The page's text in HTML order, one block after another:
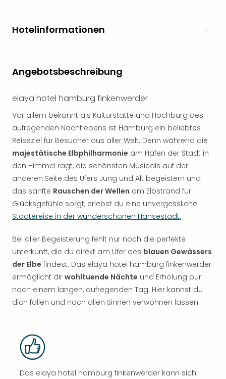
Hotelinformationen
Angebotsbeschreibung
elaya hotel hamburg finkenwerder
Vor allem bekannt als Kulturstätte und Hochburg des
aufregenden Nachtlebens ist Hamburg ein beliebtes
Reiseziel für Besucher aus aller Welt. Denn während die
majestätische Elbphilharmonie am Hafen der Stadt in
den Himmel ragt, die schönsten Musicals auf der
anderen Seite des Ufers Jung und Alt begeistern und
das sanfte Rauschen der Wellen am Elbstrand für
Glücksgefühle sorgt, erlebst du eine unvergessliche
Städtereise in der wunderschönen Hansestadt.
Bei aller Begeisterung fehlt nur noch die perfekte
Unterkunft, die du direkt am Ufer des blauen Gewässers
der Elbe findest. Das elaya hotel hamburg finkenwerder
ermöglicht dir wohltuende Nächte und Erholung pur
nach einem langen, aufregenden Tag. Hier kannst du
dich fallen und nach allen Sinnen verwöhnen lassen.
Das elaya hotel hamburg finkenwerder kann sich